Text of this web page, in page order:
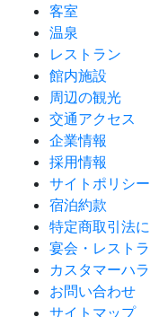
客室
温泉
レストラン
館内施設
周辺の観光
交通アクセス
企業情報
採用情報
サイトポリシー
宿泊約款
特定商取引法
宴会・レスト
カスタマーハ
お問い合わせ
サイトマップ